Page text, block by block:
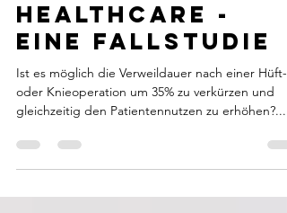
Value-based
healthcare -
eine Fallstudie
Ist es möglich die Verweildauer nach einer Hüft-
gleichzeitig den Patientennutzen zu erhöhen?...